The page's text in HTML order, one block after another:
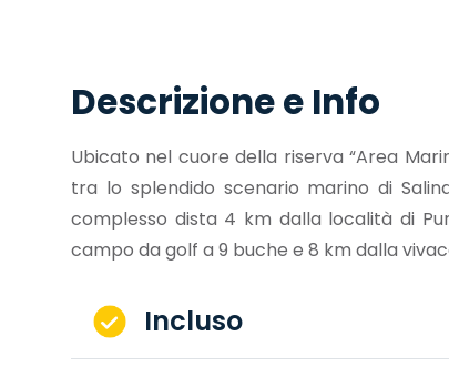
Descrizione e Info
Ubicato nel cuore della riserva “Area
tra lo splendido scenario marino di
complesso dista 4 km dalla località di
campo da golf a 9 buche e 8 km dalla
Incluso